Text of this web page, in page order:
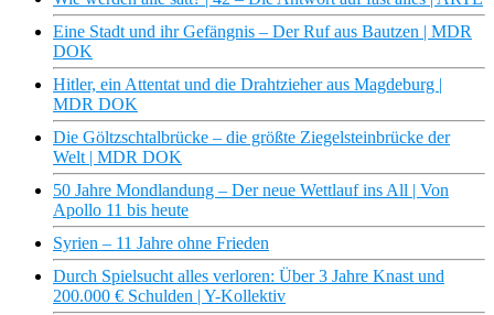
Eine Stadt und ihr Gefängnis – Der Ruf aus Bautzen | MDR
DOK
Hitler, ein Attentat und die Drahtzieher aus Magdeburg |
MDR DOK
Die Göltzschtalbrücke – die größte Ziegelsteinbrücke der
Welt | MDR DOK
50 Jahre Mondlandung – Der neue Wettlauf ins All | Von
Apollo 11 bis heute
Syrien – 11 Jahre ohne Frieden
Durch Spielsucht alles verloren: Über 3 Jahre Knast und
200.000 € Schulden | Y-Kollektiv